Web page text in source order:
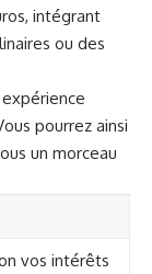
intégrant
ou des
pourrez ainsi
un morceau
vos intérêts